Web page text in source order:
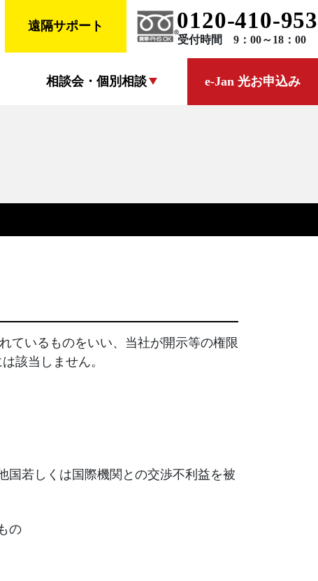
遠隔サポート 0120-410-953
受付時間 9：00～18：00
相談会・個別相談 e-Jan 光お申込み
ているものをいい、当社が開示等の権限
該当しません。
国若しくは国際機関との交渉不利益を被
の